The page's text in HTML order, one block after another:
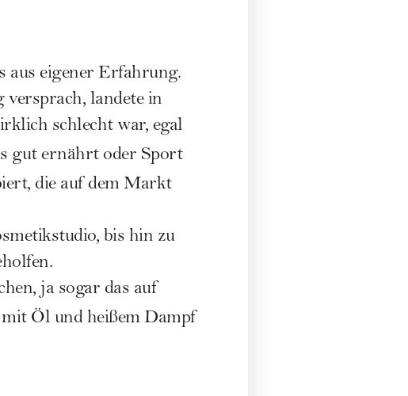
aus eigener Erfahrung.
versprach, landete in
schlecht war, egal
gut ernährt oder Sport
die auf dem Markt
bis hin zu
ja sogar das auf
Öl und heißem Dampf